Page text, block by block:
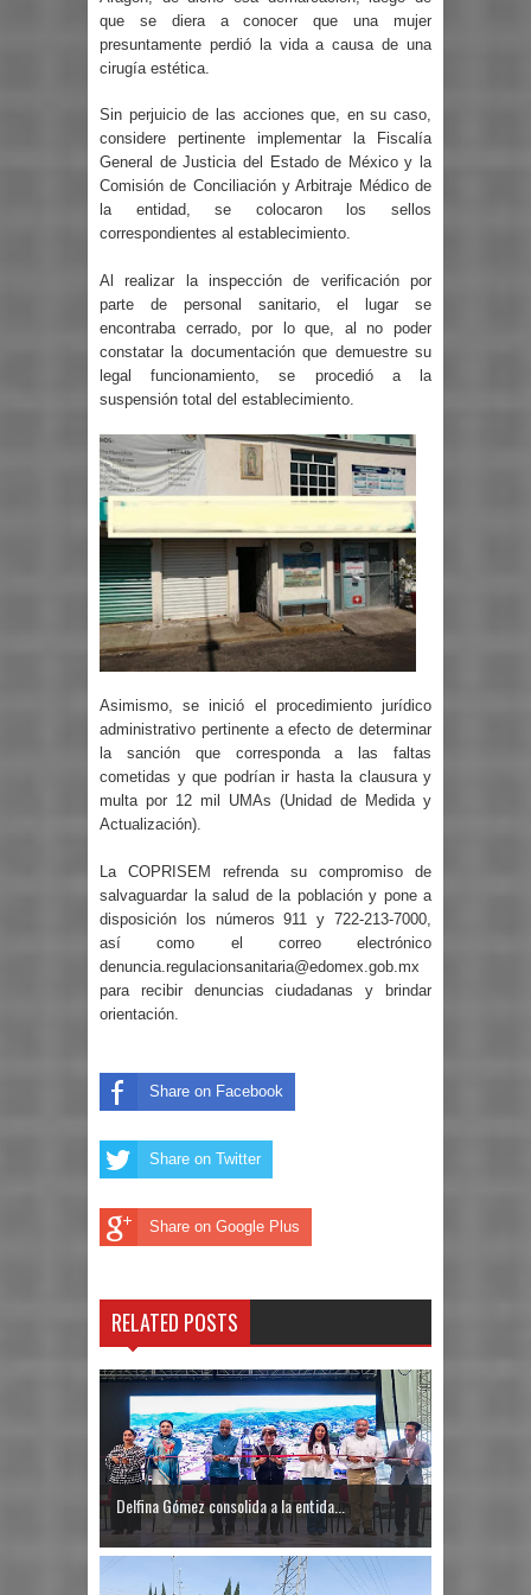
que se diera a conocer que una mujer
presuntamente perdió la vida a causa de una
cirugía estética.
Sin perjuicio de las acciones que, en su caso,
considere pertinente implementar la Fiscalía
General de Justicia del Estado de México y la
Comisión de Conciliación y Arbitraje Médico de
la entidad, se colocaron los sellos
correspondientes al establecimiento.
Al realizar la inspección de verificación por
parte de personal sanitario, el lugar se
encontraba cerrado, por lo que, al no poder
constatar la documentación que demuestre su
legal funcionamiento, se procedió a la
suspensión total del establecimiento.
Asimismo, se inició el procedimiento jurídico
administrativo pertinente a efecto de determinar
la sanción que corresponda a las faltas
cometidas y que podrían ir hasta la clausura y
multa por 12 mil UMAs (Unidad de Medida y
Actualización).
La COPRISEM refrenda su compromiso de
salvaguardar la salud de la población y pone a
disposición los números 911 y 722-213-7000,
así como el correo electrónico
denuncia.regulacionsanitaria@edomex.gob.mx
para recibir denuncias ciudadanas y brindar
orientación.
Share on Facebook
Share on Twitter
Share on Google Plus
RELATED POSTS
Delfina Gómez consolida a la entida...